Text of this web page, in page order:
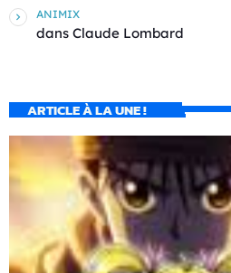
ANIMIX
dans Claude Lombard
ARTICLE À LA UNE !